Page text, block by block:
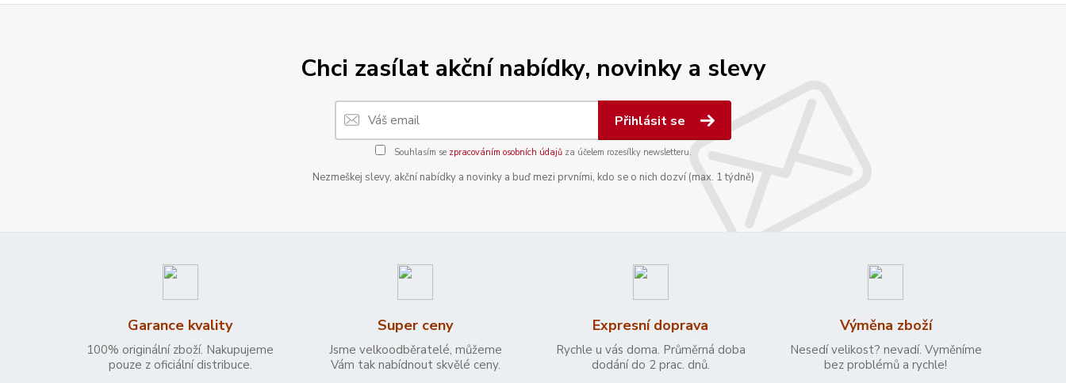
Chci zasílat akční nabídky, novinky a slevy
Přihlásit se
Souhlasím se zpracováním osobních údajůza účelem rozesílky newsletteru.
Nezmeškej slevy, akční nabídky a novinky a buď mezi prvními, kdo se o nich dozví (max. 1 týdně)
Garance kvality
100% originální zboží. Nakupujeme
pouze z oficiální distribuce.
Super ceny
Jsme velkoodběratelé, můžeme
Vám tak nabídnout skvělé ceny.
Expresní doprava
Rychle u vás doma. Průměrná doba
dodání do 2 prac. dnů.
Výměna zboží
Nesedí velikost? nevadí. Vyměníme
bez problémů a rychle!